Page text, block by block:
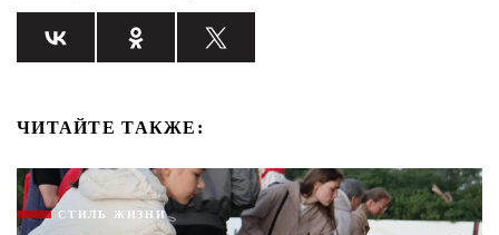
ЧИТАЙТЕ ТАКЖЕ:
СТИЛЬ ЖИЗНИ